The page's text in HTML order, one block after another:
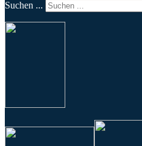
Suchen ...